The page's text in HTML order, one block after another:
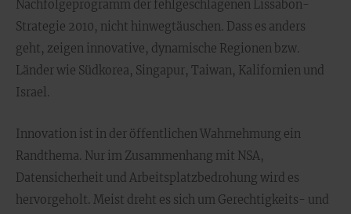
Nachfolgeprogramm der fehlgeschlagenen Lissabon-
Strategie 2010, nicht hinwegtäuschen. Dass es anders
geht, zeigen innovative, dynamische Regionen bzw.
Länder wie Südkorea, Singapur, Taiwan, Kalifornien und
Israel.
Innovation ist in der öffentlichen Wahrnehmung ein
Randthema. Nur im Zusammenhang mit NSA,
Datensicherheit und Arbeitsplatzbedrohung wird es
hervorgeholt. Meist dreht es sich um Gerechtigkeits- und